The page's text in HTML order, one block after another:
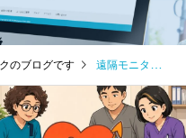
のブログです 遠隔モニタリング